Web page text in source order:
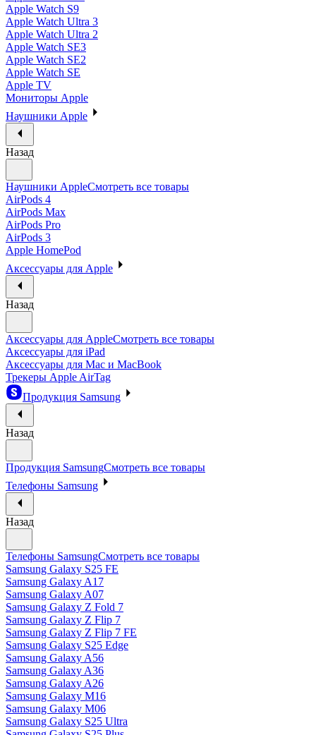
Apple Watch S9
Apple Watch Ultra 3
Apple Watch Ultra 2
Apple Watch SE3
Apple Watch SE2
Apple Watch SE
Apple TV
Мониторы Apple
Наушники Apple
Назад
Наушники AppleСмотреть все товары
AirPods 4
AirPods Max
AirPods Pro
AirPods 3
Apple HomePod
Аксессуары для Apple
Назад
Аксессуары для AppleСмотреть все товары
Аксессуары для iPad
Аксессуары для Mac и MacBook
Трекеры Apple AirTag
Продукция Samsung
Назад
Продукция SamsungСмотреть все товары
Телефоны Samsung
Назад
Телефоны SamsungСмотреть все товары
Samsung Galaxy S25 FE
Samsung Galaxy A17
Samsung Galaxy A07
Samsung Galaxy Z Fold 7
Samsung Galaxy Z Flip 7
Samsung Galaxy Z Flip 7 FE
Samsung Galaxy S25 Edge
Samsung Galaxy A56
Samsung Galaxy A36
Samsung Galaxy A26
Samsung Galaxy M16
Samsung Galaxy M06
Samsung Galaxy S25 Ultra